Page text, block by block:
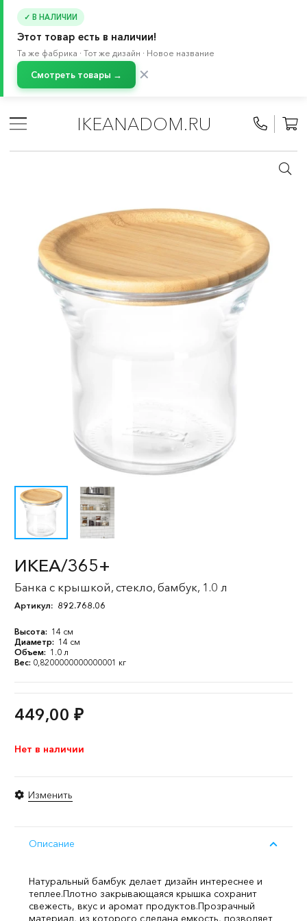
✓ В НАЛИЧИИ
Этот товар есть в наличии!
Та же фабрика · Тот же дизайн · Новое название
Смотреть товары → ✕
IKEANADOM.RU
Контейнеры и емкости для хранения продуктов
Контейнеры для продуктов
ИКЕА/365+
Банка с крышкой, стекло, бамбук, 1.0 л
Артикул: 892.768.06
Высота: 14 см
Диаметр: 14 см
Объем: 1.0 л
Вес: 0,8200000000000001 кг
449,00 ₽
Нет в наличии
Изменить
Описание
Натуральный бамбук делает дизайн интереснее и
теплее.Плотно закрывающаяся крышка сохранит
свежесть, вкус и аромат продуктов.Прозрачный
материал, из которого сделана емкость, позволяет